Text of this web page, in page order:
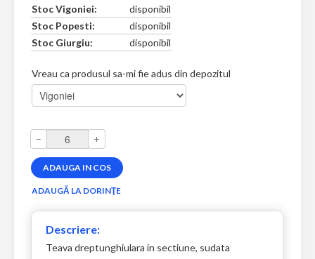
Stoc Vigoniei:
disponibil
Stoc Popesti:
disponibil
Stoc Giurgiu:
disponibil
Vreau ca produsul sa-mi fie adus din depozitul
– +
Descriere:
Teava dreptunghiulara in sectiune, sudata